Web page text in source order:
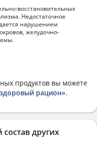
восстановительных
Недостаточное
нарушением
желудочно-
продуктов вы можете
рацион».
других